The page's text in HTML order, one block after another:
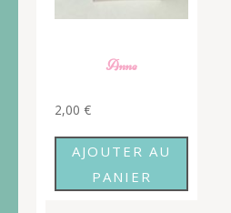
Anne
2,00 €
AJOUTER AU
PANIER